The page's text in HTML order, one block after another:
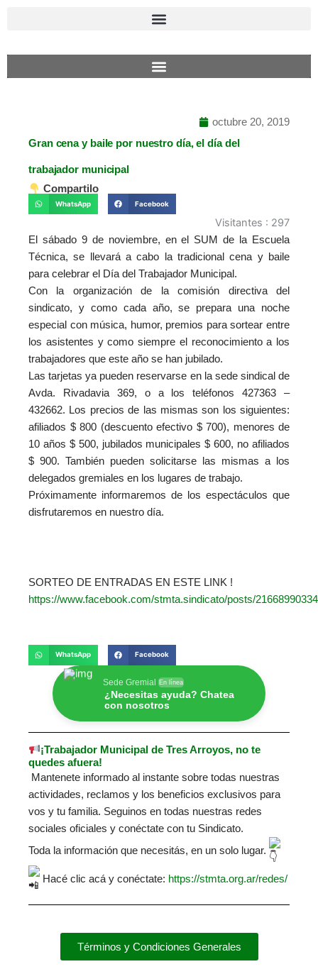
Gran cena y baile por nuestro día, el día del
trabajador municipal
Compartilo
WhatsApp Facebook
octubre 20, 2019
Visitantes : 297
El sábado 9 de noviembre, en el SUM de la Escuela
Técnica, se llevará a cabo la tradicional cena y baile
para celebrar el Día del Trabajador Municipal.
Con la organización de la comisión directiva del
sindicato, y como cada año, se prepara una noche
especial con música, humor, premios para sortear entre
los asistentes y como siempre el reconocimiento a los
trabajadores que este año se han jubilado.
Las tarjetas ya pueden reservarse en la sede sindical de
Avda. Rivadavia 369, o a los teléfonos 427363 –
432662. Los precios de las mismas son los siguientes:
afiliados $ 800 (descuento efectivo $ 700), menores de
10 años $ 500, jubilados municipales $ 600, no afiliados
$ 900. También pueden solicitarse las mismas a los
delegados gremiales en los lugares de trabajo.
Próximamente informaremos de los espectáculos que
disfrutaremos en nuestro día.
SORTEO DE ENTRADAS EN ESTE LINK !
https://www.facebook.com/stmta.sindicato/posts/
WhatsApp Facebook
Sede Gremial En línea
¿Necesitas ayuda? Chatea
con nosotros
¡Trabajador Municipal de Tres Arroyos, no te
quedes afuera!
Mantenete informado al instante sobre todas nuestras
actividades, reclamos y los beneficios exclusivos para
vos y tu familia. Seguinos en todas nuestras redes
sociales oficiales y conéctate con tu Sindicato.
Toda la información que necesitás, en un solo lugar.
Hacé clic acá y conéctate: https://stmta.org.ar/redes/
Términos y Condiciones Generales